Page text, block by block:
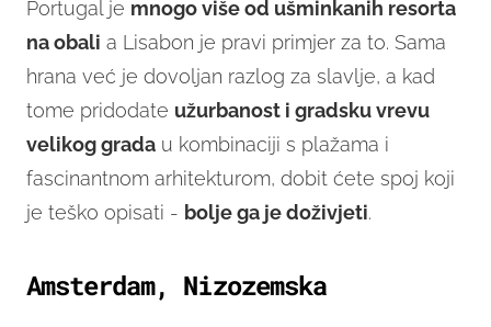
Portugal je mnogo više od ušminkanih resorta
na obali a Lisabon je pravi primjer za to. Sama
hrana već je dovoljan razlog za slavlje, a kad
tome pridodate užurbanost i gradsku vrevu
velikog grada u kombinaciji s plažama i
fascinantnom arhitekturom, dobit ćete spoj koji
je teško opisati - bolje ga je doživjeti.
Amsterdam, Nizozemska